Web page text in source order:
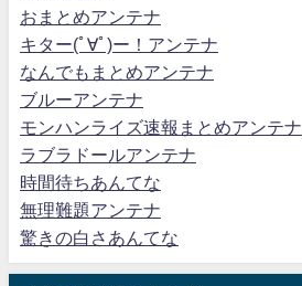
おまとめアンテナ
キター(ﾟ∀ﾟ)ー！アンテナ
なんでもまとめアンテナ
ブルーアンテナ
モンハンライズ速報まとめアンテナ
ラブラドールアンテナ
時間待ちあんてな
無理難題アンテナ
驚きの白さあんてな